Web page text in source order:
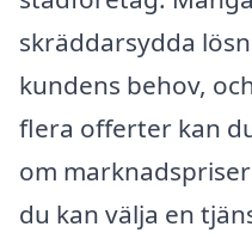
skräddarsydda
kundens behov,
flera offerter kan
om
du kan välja en